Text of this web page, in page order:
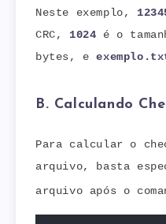
Neste exemplo,
CRC, 1024 é o
bytes, e
B. Calculando
Para calcular o
arquivo, basta
arquivo após o